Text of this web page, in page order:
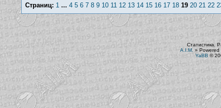
Страниц: 1... 4 5 6 7 8 9 10 11 12 13 14 15 16 17 18 19 20 21 22
Статистика.
A.I.M. » Powered
YaBB ©